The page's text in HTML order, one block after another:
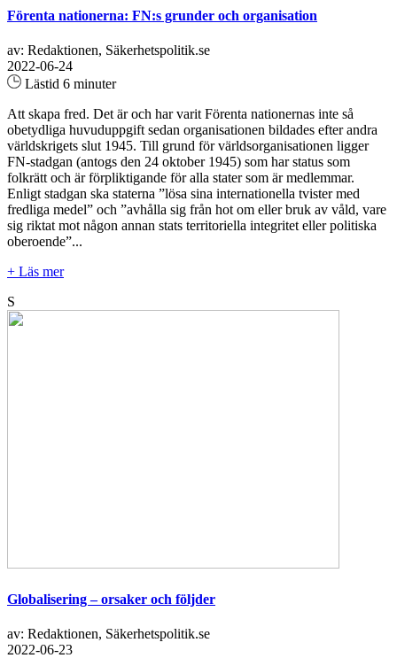
Förenta nationerna: FN:s grunder och organisation
av: Redaktionen, Säkerhetspolitik.se
2022-06-24
Lästid 6 minuter
Att skapa fred. Det är och har varit Förenta nationernas inte så
obetydliga huvuduppgift sedan organisationen bildades efter andra
världskrigets slut 1945. Till grund för världsorganisationen ligger
FN-stadgan (antogs den 24 oktober 1945) som har status som
folkrätt och är förpliktigande för alla stater som är medlemmar.
Enligt stadgan ska staterna ”lösa sina internationella tvister med
fredliga medel” och ”avhålla sig från hot om eller bruk av våld, vare
sig riktat mot någon annan stats territoriella integritet eller politiska
oberoende”...
+ Läs mer
S
Globalisering – orsaker och följder
av: Redaktionen, Säkerhetspolitik.se
2022-06-23